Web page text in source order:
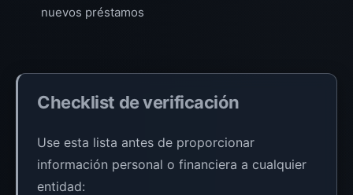
nuevos préstamos
Checklist de verificación
Use esta lista antes de proporcionar
información personal o financiera a cualquier
entidad: